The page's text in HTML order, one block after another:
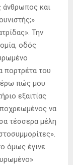
και
Την
οδός
πορτρέτα του
πώς μου
εξαιτίας
να
τέσσερα μέλη
όμως έγινε